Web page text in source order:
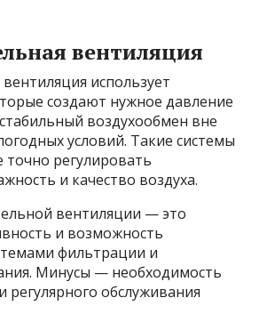
вентиляция
использует
создают нужное давление
воздухообмен вне
условий. Такие системы
регулировать
и качество воздуха.
вентиляции — это
и возможность
фильтрации и
Минусы — необходимость
регулярного обслуживания